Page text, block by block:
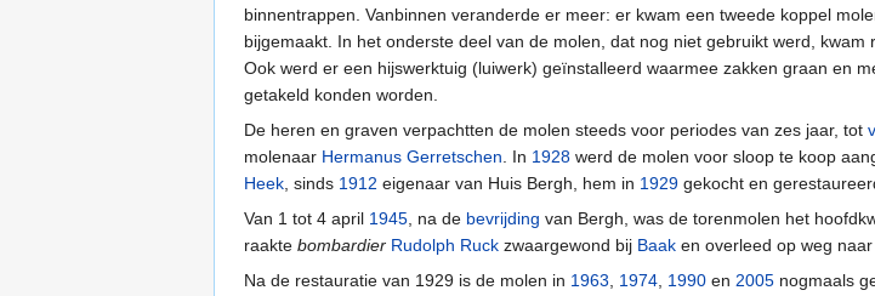
binnentrappen. Vanbinnen veranderde er meer: er kwam een tweede koppel
bijgemaakt. In het onderste deel van de molen, dat nog niet gebruikt werd,
Ook werd er een hijswerktuig (luiwerk) geïnstalleerd waarmee zakken graan en
getakeld konden worden.
De heren en graven verpachtten de molen steeds voor periodes van zes jaar, tot
molenaar Hermanus Gerretschen. In 1928 werd de molen voor sloop te koop
Heek, sinds 1912 eigenaar van Huis Bergh, hem in 1929 gekocht en
Van 1 tot 4 april 1945, na de bevrijding van Bergh, was de torenmolen het
raakte bombardier Rudolph Ruck zwaargewond bij Baak en overleed op weg
Na de restauratie van 1929 is de molen in 1963, 1974, 1990 en 2005 nogmaals